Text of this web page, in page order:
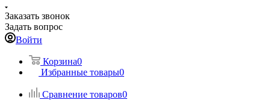
Заказать звонок
Задать вопрос
Войти
Корзина0
Избранные товары0
Сравнение товаров0